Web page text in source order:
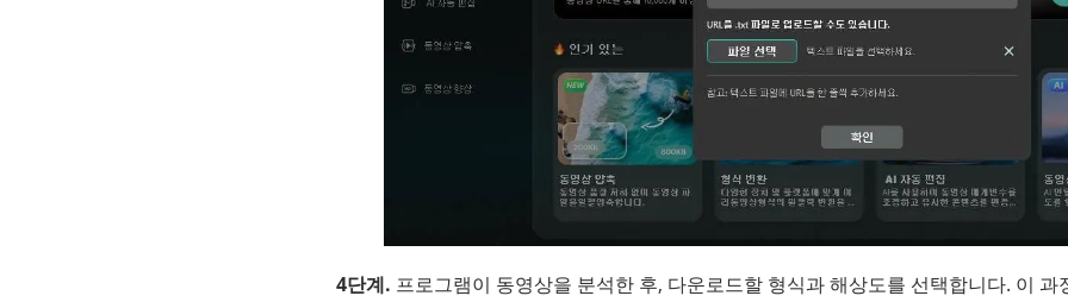
4단계. 프로그램이 동영상을 분석한 후, 다운로드할 형식과 해상도를 선택합니다. 이